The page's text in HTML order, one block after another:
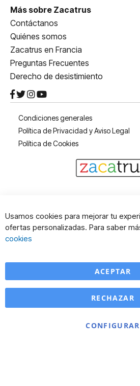
Más sobre Zacatrus
Contáctanos
Quiénes somos
Zacatrus en Francia
Preguntas Frecuentes
Derecho de desistimiento
Condiciones generales
Política de Privacidad y Aviso Legal
Política de Cookies
Usamos cookies para mejorar tu
ofertas personalizadas. Para saber
cookies
ACEPTAR
CONFIGURAR
RECHAZAR